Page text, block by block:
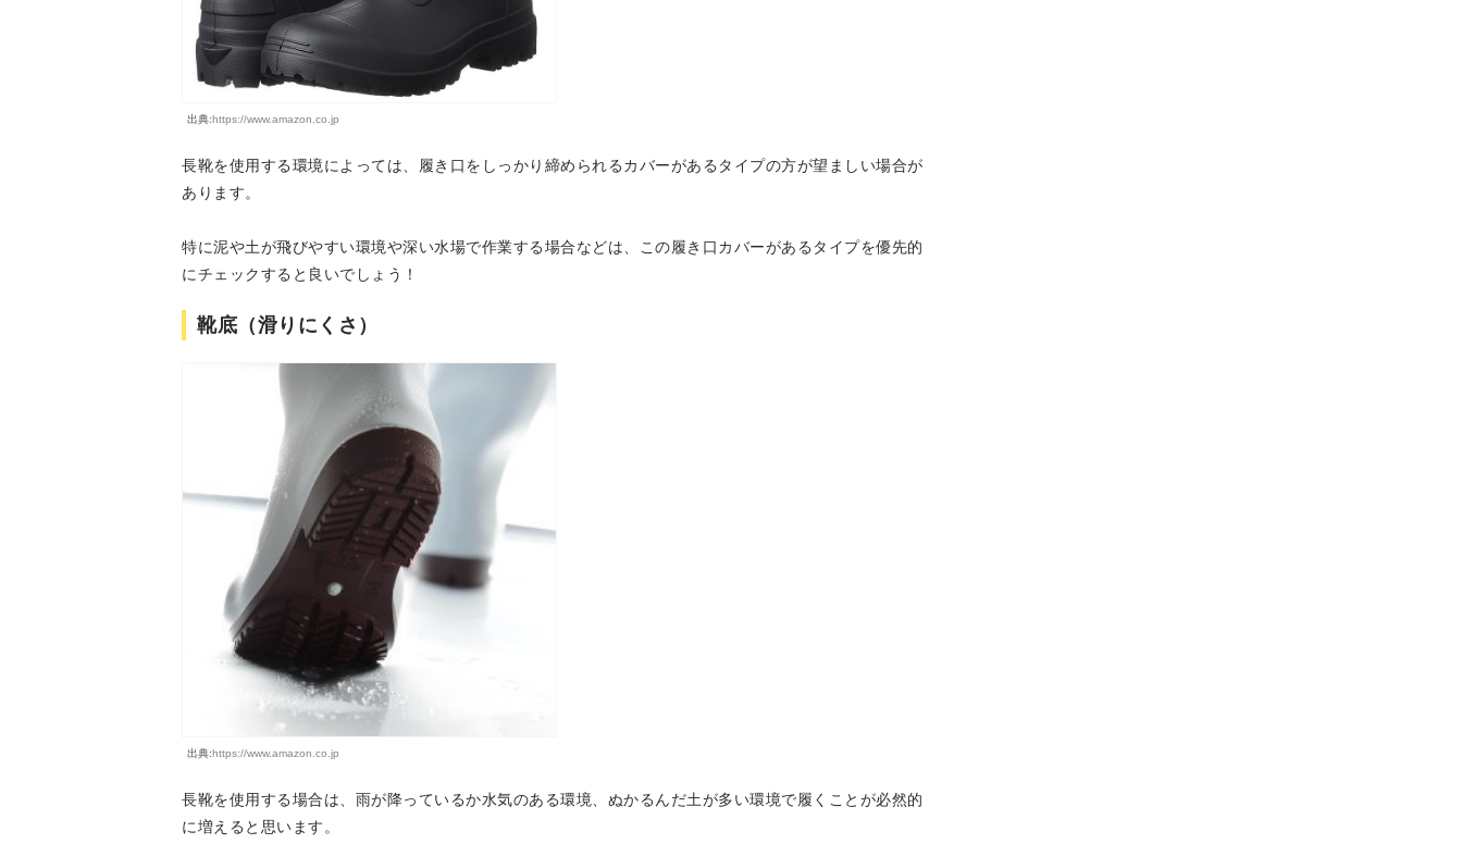
出典: https://www.amazon.co.jp
長靴を使用する環境によっては、履き口をしっかり締められるカバーがあるタイプの方が望ましい場合が
あります。
特に泥や土が飛びやすい環境や深い水場で作業する場合などは、この履き口カバーがあるタイプを優先的
にチェックすると良いでしょう！
靴底（滑りにくさ）
出典: https://www.amazon.co.jp
長靴を使用する場合は、雨が降っているか水気のある環境、ぬかるんだ土が多い環境で履くことが必然的
に増えると思います。